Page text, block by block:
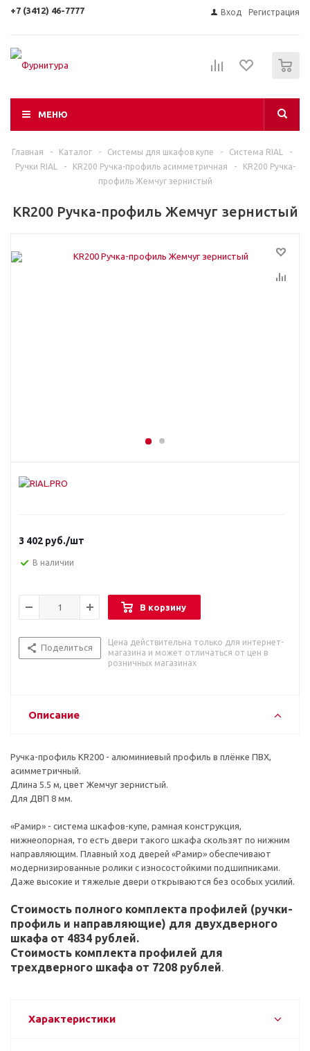
+7 (3412) 46-7777 Вход Регистрация
МЕНЮ
Главная - Каталог - Системы для шкафов купе - Система RIAL
-
Ручки RIAL
- KR200 Ручка-профиль асимметричная -
KR200 Ручка-
профиль Жемчуг зернистый
KR200 Ручка-профиль Жемчуг зернистый
3 402 руб./шт
В наличии
В корзину
Поделиться
Цена действительна только для интернет-
магазина и может отличаться от цен в
розничных магазинах
Описание
Ручка-профиль KR200 - алюминиевый профиль в плёнке ПВХ,
асимметричный.
Длина 5.5 м, цвет Жемчуг зернистый.
Для ДВП 8 мм.
«Рамир» - система шкафов-купе, рамная конструкция,
нижнеопорная, то есть двери такого шкафа скользят по нижним
направляющим. Плавный ход дверей «Рамир» обеспечивают
модернизированные ролики с износостойкими подшипниками.
Даже высокие и тяжелые двери открываются без особых усилий.
Стоимость полного комплекта профилей (ручки-
профиль и направляющие) для двухдверного
шкафа от 4834 рублей.
Стоимость комплекта профилей для
трехдверного шкафа от 7208 рублей.
Характеристики